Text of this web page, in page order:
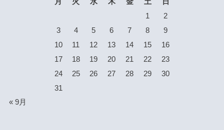
月
火 水 木 金 土
日
1
2
3
4 5 6 7 8
9
10
11 12 13 14 15
16
17
18 19 20 21 22
23
24
25 26 27 28 29
30
31
« 9月